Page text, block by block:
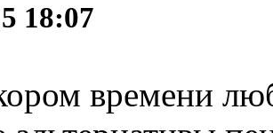
18:07
времени